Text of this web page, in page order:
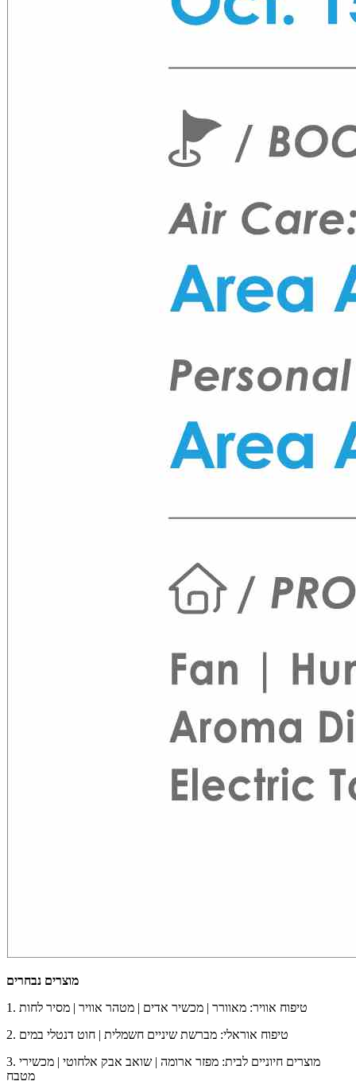
מוצרים נבחרים
1. טיפוח אוויר: מאוורר | מכשיר אדים | מטהר אוויר | מסיר לחות
2. טיפוח אוראלי: מברשת שיניים חשמלית | חוט דנטלי במים
3. מוצרים חיוניים לבית: מפזר ארומה | שואב אבק אלחוטי | מכשירי
מטבח